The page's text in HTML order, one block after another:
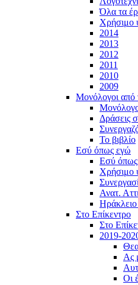
Όλα τα
Χρήσιμο
2014
2013
2012
2011
2010
2009
Μονόλογοι από
Δράσεις
To βιβλίο
Εσύ όπως εγώ
Εσύ
Χρήσιμο
Ανατ.
Στο Επίκεντρο
Στο
2019-
Ας
Οι